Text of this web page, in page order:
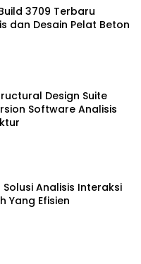
Build 3709 Terbaru
dan Desain Pelat Beton
Design Suite
Software Analisis
Solusi Analisis Interaksi
Yang Efisien